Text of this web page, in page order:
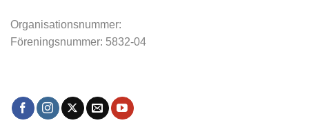
Organisationsnummer:
Föreningsnummer: 5832-04